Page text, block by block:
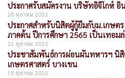
ประกาศรับสมัครงาน บริษัทอิจิโกห์ อิ
28 ตุลาคม 2022
ประกาศสำหรับนิสิตผู้กู้ยืมกับม.เกษต
ภาคต้น ปีการศึกษา 2565 เป็นเทอม
21 ตุลาคม 2022
ประชาสัมพันธ์การผ่อนผันทหารฯ นิ
เกษตรศาสตร์ บางเขน
19 ตุลาคม 2022